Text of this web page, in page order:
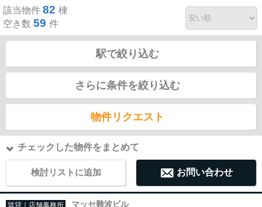
該当物件 82 棟
空き数 59 件
駅で絞り込む
さらに条件を絞り込む
物件リクエスト
チェックした物件をまとめて
検討リストに追加 お問い合わせ
賃貸｜店舗事務所 マッセ難波ビル